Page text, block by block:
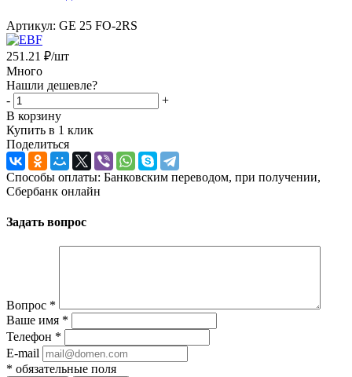
Артикул: GE 25 FO-2RS
251.21 ₽/шт
Много
Нашли дешевле?
-
+
В корзину
Купить в 1 клик
Поделиться
Способы оплаты: Банковским переводом, при получении,
Сбербанк онлайн
Задать вопрос
Вопрос *
Ваше имя *
Телефон *
E-mail
* обязательные поля